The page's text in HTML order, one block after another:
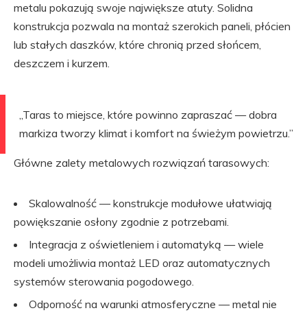
metalu pokazują swoje największe atuty. Solidna
konstrukcja pozwala na montaż szerokich paneli, płócien
lub stałych daszków, które chronią przed słońcem,
deszczem i kurzem.
„Taras to miejsce, które powinno zapraszać — dobra
markiza tworzy klimat i komfort na świeżym powietrzu.”
Główne zalety metalowych rozwiązań tarasowych:
Skalowalność — konstrukcje modułowe ułatwiają
powiększanie osłony zgodnie z potrzebami.
Integracja z oświetleniem i automatyką — wiele
modeli umożliwia montaż LED oraz automatycznych
systemów sterowania pogodowego.
Odporność na warunki atmosferyczne — metal nie